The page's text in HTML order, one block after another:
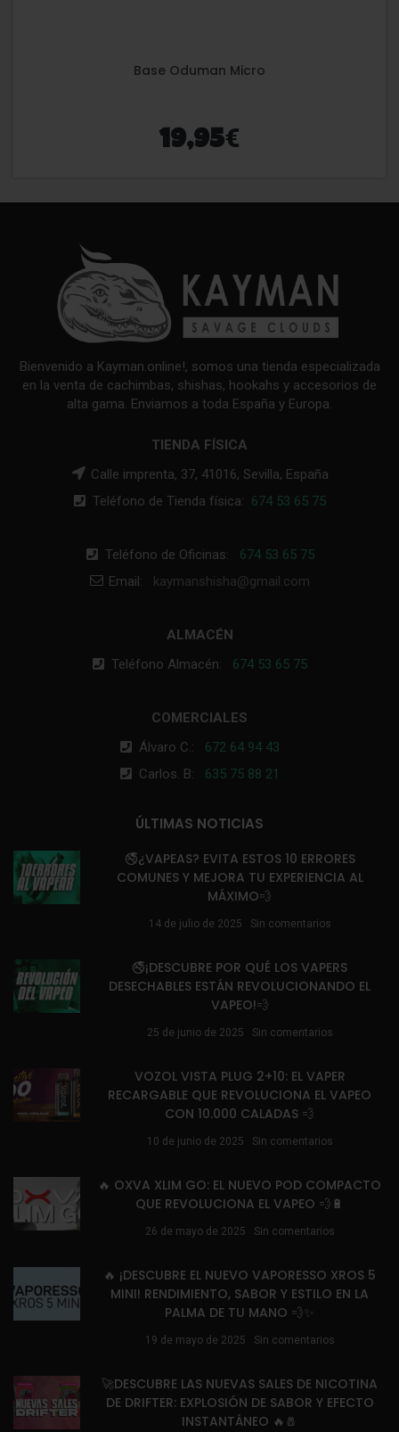
Base Oduman Micro
19,95€
Bienvenido a Kayman.online!, somos una tienda especializada
en la venta de cachimbas, shishas, hookahs y accesorios de
alta gama. Enviamos a toda España y Europa.
TIENDA FÍSICA
Calle imprenta, 37, 41016, Sevilla, España
Teléfono de Tienda física: 674 53 65 75
Teléfono de Oficinas: 674 53 65 75
Email: kaymanshisha@gmail.com
ALMACÉN
Teléfono Almacén: 674 53 65 75
COMERCIALES
Álvaro C.: 672 64 94 43
Carlos. B: 635 75 88 21
ÚLTIMAS NOTICIAS
🚭¿VAPEAS? EVITA ESTOS 10 ERRORES
COMUNES Y MEJORA TU EXPERIENCIA AL
MÁXIMO💨
14 de julio de 2025 Sin comentarios
🚭¡DESCUBRE POR QUÉ LOS VAPERS
DESECHABLES ESTÁN REVOLUCIONANDO EL
VAPEO!💨
25 de junio de 2025 Sin comentarios
VOZOL VISTA PLUG 2+10: EL VAPER
RECARGABLE QUE REVOLUCIONA EL VAPEO
CON 10.000 CALADAS 💨
10 de junio de 2025 Sin comentarios
🔥 OXVA XLIM GO: EL NUEVO POD COMPACTO
QUE REVOLUCIONA EL VAPEO 💨🔋
26 de mayo de 2025 Sin comentarios
🔥 ¡DESCUBRE EL NUEVO VAPORESSO XROS 5
MINI! RENDIMIENTO, SABOR Y ESTILO EN LA
PALMA DE TU MANO 💨✨
19 de mayo de 2025 Sin comentarios
🚀DESCUBRE LAS NUEVAS SALES DE NICOTINA
DE DRIFTER: EXPLOSIÓN DE SABOR Y EFECTO
INSTANTÁNEO 🔥🧂